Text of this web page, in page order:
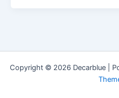
Copyright © 2026 Decarblue |